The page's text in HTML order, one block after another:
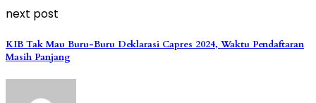
next post
KIB Tak Mau Buru-Buru Deklarasi Capres 2024, Waktu Pendaftaran
Masih Panjang